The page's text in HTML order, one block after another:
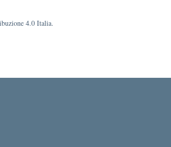
4.0 Italia.